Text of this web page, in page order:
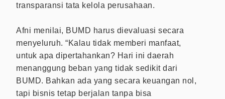
transparansi tata kelola perusahaan.
Afni menilai, BUMD harus dievaluasi secara
menyeluruh. “Kalau tidak memberi manfaat,
untuk apa dipertahankan? Hari ini daerah
menanggung beban yang tidak sedikit dari
BUMD. Bahkan ada yang secara keuangan nol,
tapi bisnis tetap berjalan tanpa bisa